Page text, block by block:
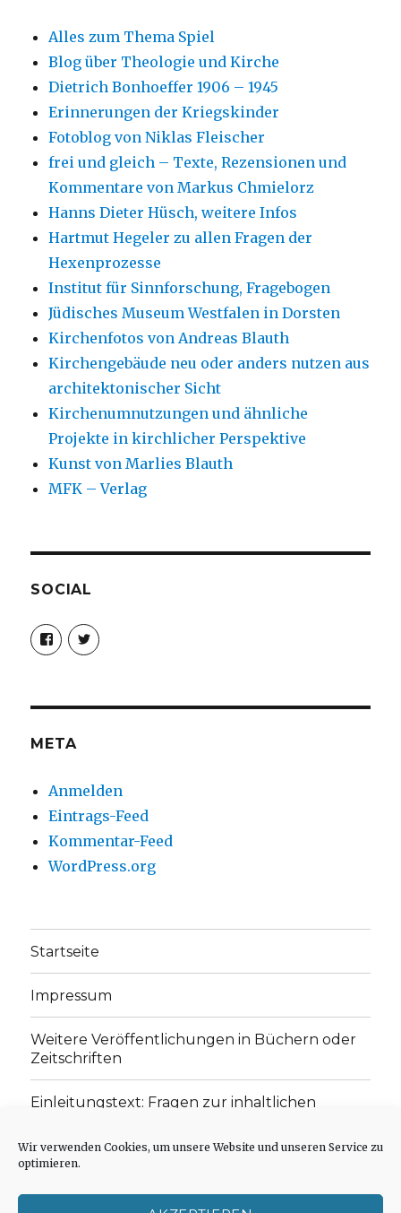
Wir verwenden Cookies, um unsere Website und unseren Service zu
optimieren.
Alles zum Thema Spiel
Blog über Theologie und Kirche
Dietrich Bonhoeffer 1906 – 1945
Erinnerungen der Kriegskinder
Fotoblog von Niklas Fleischer
frei und gleich – Texte, Rezensionen und
Kommentare von Markus Chmielorz
Hanns Dieter Hüsch, weitere Infos
Hartmut Hegeler zu allen Fragen der
Hexenprozesse
Institut für Sinnforschung, Fragebogen
Jüdisches Museum Westfalen in Dorsten
Kirchenfotos von Andreas Blauth
Kirchengebäude neu oder anders nutzen aus
architektonischer Sicht
Kirchenumnutzungen und ähnliche
Projekte in kirchlicher Perspektive
Kunst von Marlies Blauth
MFK – Verlag
SOCIAL
Profil
von
christoph.fleischer1
anzeigen
Profil
von
anzeigen
META
Anmelden
Eintrags-Feed
Kommentar-Feed
WordPress.org
Startseite
Impressum
Weitere Veröffentlichungen in Büchern oder
Zeitschriften
Einleitungstext: Fragen zur inhaltlichen
„schwachen Glaubens“